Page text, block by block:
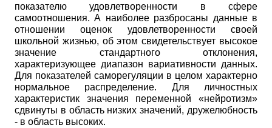
показателю удовлетворенности в сфере
самоотношения. А наиболее разбросаны данные в
отношении оценок удовлетворенности своей
школьной жизнью, об этом свидетельствует высокое
значение стандартного отклонения,
характеризующее диапазон вариативности данных.
Для показателей саморегуляции в целом характерно
нормальное распределение. Для личностных
характеристик значения переменной «нейротизм»
сдвинуты в область низких значений, дружелюбность
- в область высоких.